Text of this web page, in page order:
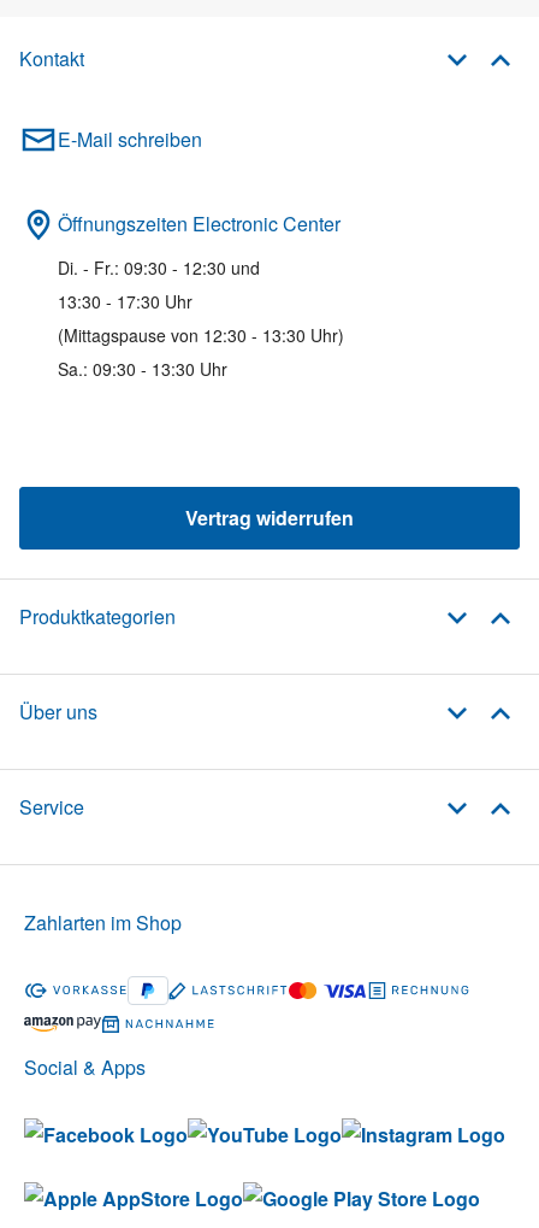
Kontakt
E-Mail schreiben
Öffnungszeiten Electronic Center
Di. - Fr.: 09:30 - 12:30 und
13:30 - 17:30 Uhr
(Mittagspause von 12:30 - 13:30 Uhr)
Sa.: 09:30 - 13:30 Uhr
Vertrag widerrufen
Produktkategorien
Über uns
Service
Social & Apps
Zahlarten im Shop